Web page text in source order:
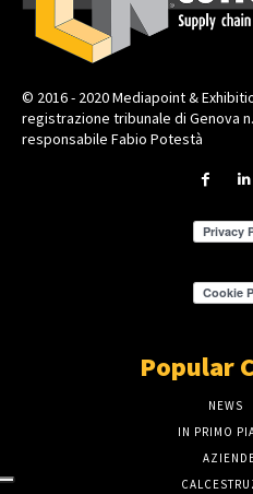
© 2016 - 2020 Mediapoint &
registrazione tribunale di Genova
responsabile Fabio Potestà
Popular
NEWS
IN PRIMO